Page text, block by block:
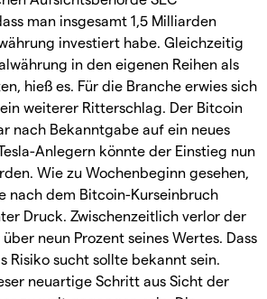
man insgesamt 1,5 Milliarden
investiert habe. Gleichzeitig
in den eigenen Reihen als
hieß es. Für die Branche erwies sich
weiterer Ritterschlag. Der Bitcoin
nach Bekanntgabe auf ein neues
Anlegern könnte der Einstieg nun
Wie zu Wochenbeginn gesehen,
nach dem Bitcoin-Kurseinbruch
Druck. Zwischenzeitlich verlor der
neun Prozent seines Wertes. Dass
Risiko sucht sollte bekannt sein.
neuartige Schritt aus Sicht der